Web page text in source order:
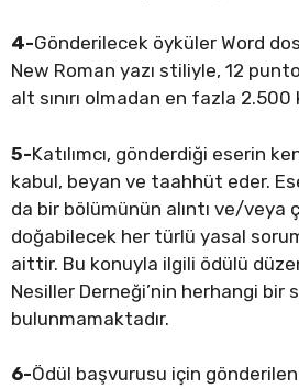
4-Gönderilecek öyküler Word
New Roman yazı stiliyle, 12
alt sınırı olmadan en fazla 2.500
5-Katılımcı, gönderdiği eserin
kabul, beyan ve taahhüt eder.
da bir bölümünün alıntı ve/veya
doğabilecek her türlü yasal
aittir. Bu konuyla ilgili ödülü
Nesiller Derneği’nin herhangi bir
bulunmamaktadır.
6-Ödül başvurusu için